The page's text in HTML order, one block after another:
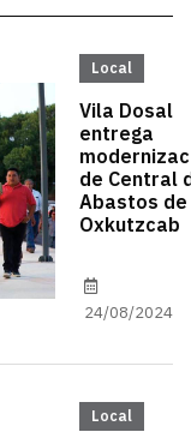
Local
Vila Dosal
entrega
de Central
Abastos de
Oxkutzcab
24/08/2024
Local